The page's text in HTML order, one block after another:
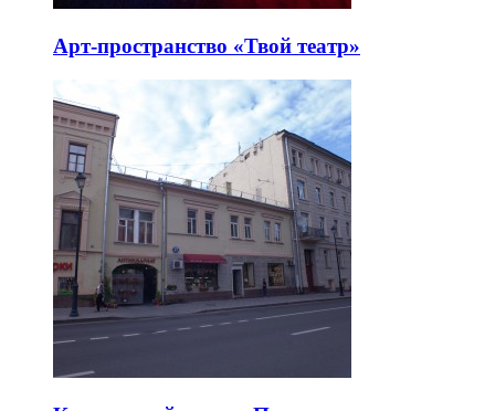
Арт-пространство «Твой театр»